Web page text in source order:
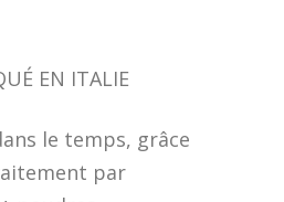
EN ITALIE
le temps, grâce
par